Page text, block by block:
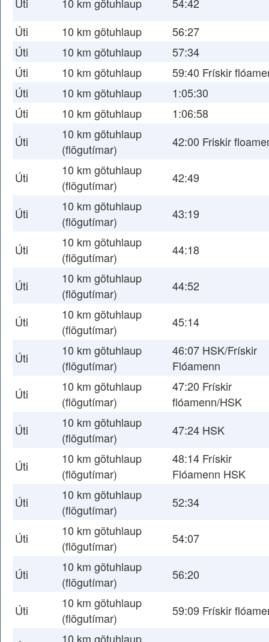
Úti
10 km götuhlaup
56:27
Úti
10 km götuhlaup
57:34
Úti
10 km götuhlaup
59:40 Frískir
Úti
10 km götuhlaup
1:05:30
Úti
10 km götuhlaup
1:06:58
Úti
10 km götuhlaup
(flögutímar)
42:00 Friskir
Úti
10 km götuhlaup
(flögutímar)
42:49
Úti
10 km götuhlaup
(flögutímar)
43:19
Úti
10 km götuhlaup
(flögutímar)
44:18
Úti
10 km götuhlaup
(flögutímar)
44:52
Úti
10 km götuhlaup
(flögutímar)
45:14
Úti
10 km götuhlaup
(flögutímar)
46:07 HSK/Frískir
Flóamenn
Úti
10 km götuhlaup
(flögutímar)
47:20 Frískir
flóamenn/HSK
Úti
10 km götuhlaup
(flögutímar)
47:24 HSK
Úti
10 km götuhlaup
(flögutímar)
48:14 Frískir
Flóamenn HSK
Úti
10 km götuhlaup
(flögutímar)
52:34
Úti
10 km götuhlaup
(flögutímar)
54:07
Úti
10 km götuhlaup
(flögutímar)
56:20
Úti
10 km götuhlaup
(flögutímar)
59:09 Frískir
10 km götuhlaup